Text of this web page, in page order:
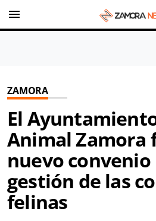
menu
ZAMORA
El
Animal Zamora
nuevo convenio
gestión de las
felinas